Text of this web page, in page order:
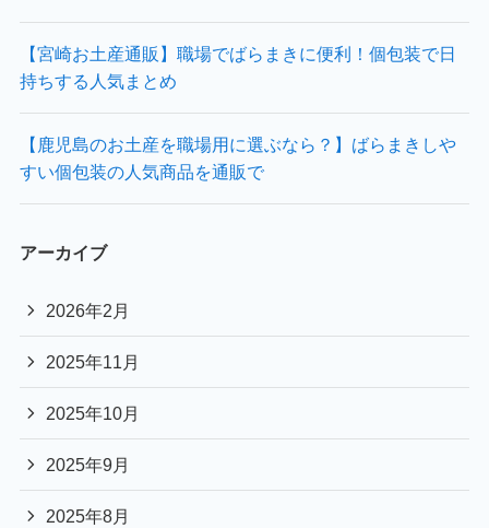
【宮崎お土産通販】職場でばらまきに便利！個包装で日
持ちする人気まとめ
【鹿児島のお土産を職場用に選ぶなら？】ばらまきしや
すい個包装の人気商品を通販で
アーカイブ
2026年2月
2025年11月
2025年10月
2025年9月
2025年8月